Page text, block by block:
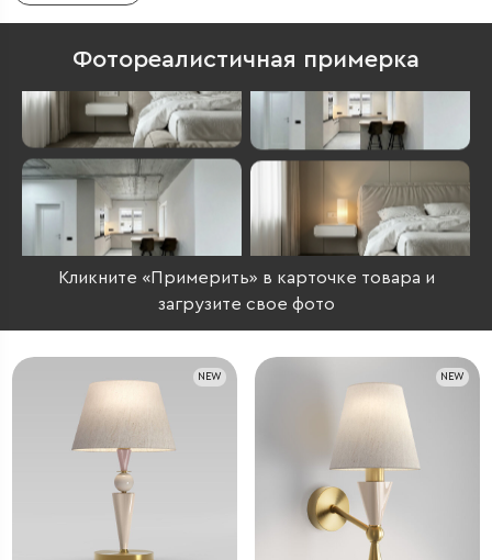
Фотореалистичная примерка
Кликните «Примерить» в карточке товара и
загрузите свое фото
NEW NEW